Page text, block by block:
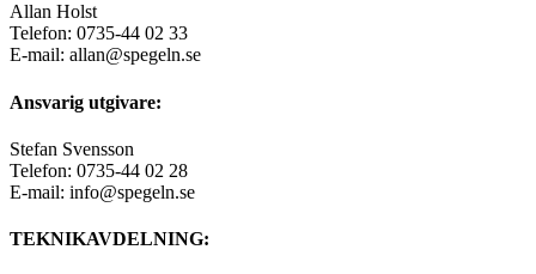
Allan Holst
Telefon: 0735-44 02 33
E-mail: allan@spegeln.se
Ansvarig utgivare:
Stefan Svensson
Telefon: 0735-44 02 28
E-mail: info@spegeln.se
TEKNIKAVDELNING: